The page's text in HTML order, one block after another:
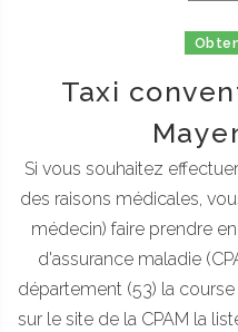
Taxi
Si vous souhaitez
des raisons médicales,
médecin) faire prendre
d'assurance maladie
département (53) la
sur le site de la CPAM la